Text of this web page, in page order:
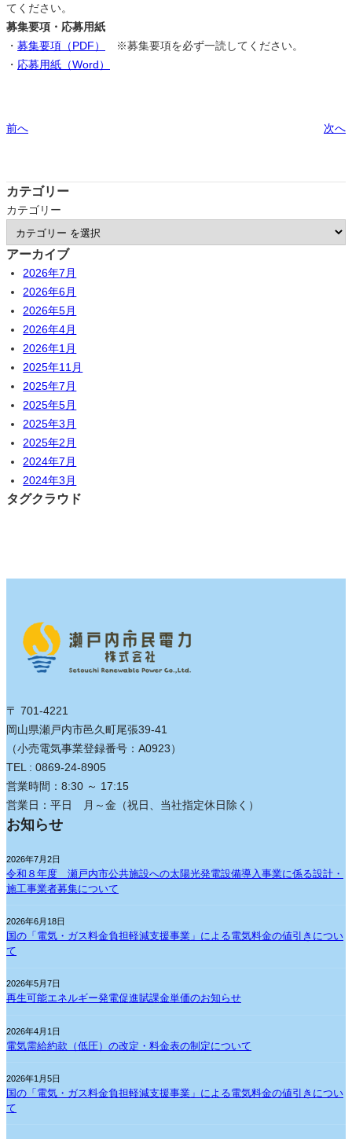
てください。
募集要項・応募用紙
・ 募集要項（PDF）
※募集要項を必ず一読してください。
・ 応募用紙（Word）
前へ 次へ
カテゴリー
カテゴリー
アーカイブ
2026年7月
2026年6月
2026年5月
2026年4月
2026年1月
2025年11月
2025年7月
2025年5月
2025年3月
2025年2月
2024年7月
2024年3月
タグクラウド
〒 701-4221
岡山県瀬戸内市邑久町尾張39-41
（小売電気事業登録番号：A0923）
TEL : 0869-24-8905
営業時間：8:30 ～ 17:15
営業日：平日 月～金（祝日、当社指定休日除く）
お知らせ
2026年7月2日
令和８年度 瀬戸内市公共施設への太陽光発電設備導入事業に係る設計・
施工事業者募集について
2026年6月18日
国の「電気・ガス料金負担軽減支援事業」による電気料金の値引きについ
て
2026年5月7日
再生可能エネルギー発電促進賦課金単価のお知らせ
2026年4月1日
電気需給約款（低圧）の改定・料金表の制定について
2026年1月5日
国の「電気・ガス料金負担軽減支援事業」による電気料金の値引きについ
て